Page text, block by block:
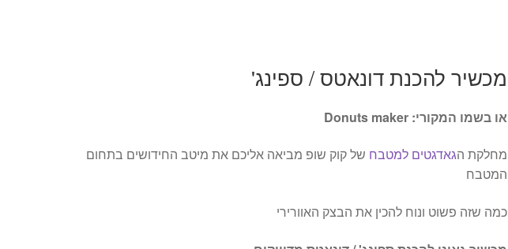
מכשיר להכנת דונאטס / ספינג'
או בשמו המקורי: Donuts maker
מחלקת הגאדגטים למטבח של קוק שופ מביאה אליכם את מיטב החידושים בתחום
המטבח
כמה שזה פשוט ונוח להכין את הבצק האוורירי